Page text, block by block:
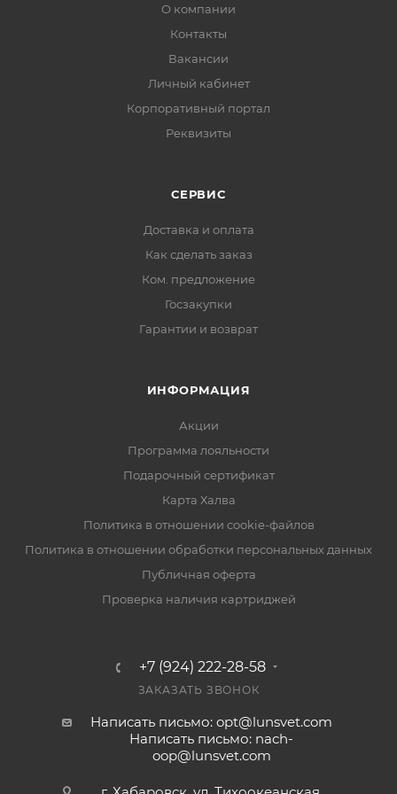
Быстрый обогрев помещений
Отличительные особенности
Мощный направленный поток горячего воздуха
Удобный и надежный пьезорозжиг
Удобная ручка для транспортировки
Армированный газовый шланг 2м с редуктором
давления в комплекте
Долговечное антикоррозийн
О компании
Контакты
Вакансии
Личный кабинет
Корпоративный портал
Реквизиты
СЕРВИС
Доставка и оплата
Как сделать заказ
Ком. предложение
Госзакупки
Гарантии и возврат
ИНФОРМАЦИЯ
Акции
Программа лояльности
Подарочный сертификат
Карта Халва
Политика в отношении cookie-файлов
Политика в отношении обработки персональных данных
Публичная оферта
Проверка наличия картриджей
+7 (924) 222-28-58
ЗАКАЗАТЬ ЗВОНОК
Написать письмо: opt@lunsvet.com
Написать письмо: nach-
oop@lunsvet.com